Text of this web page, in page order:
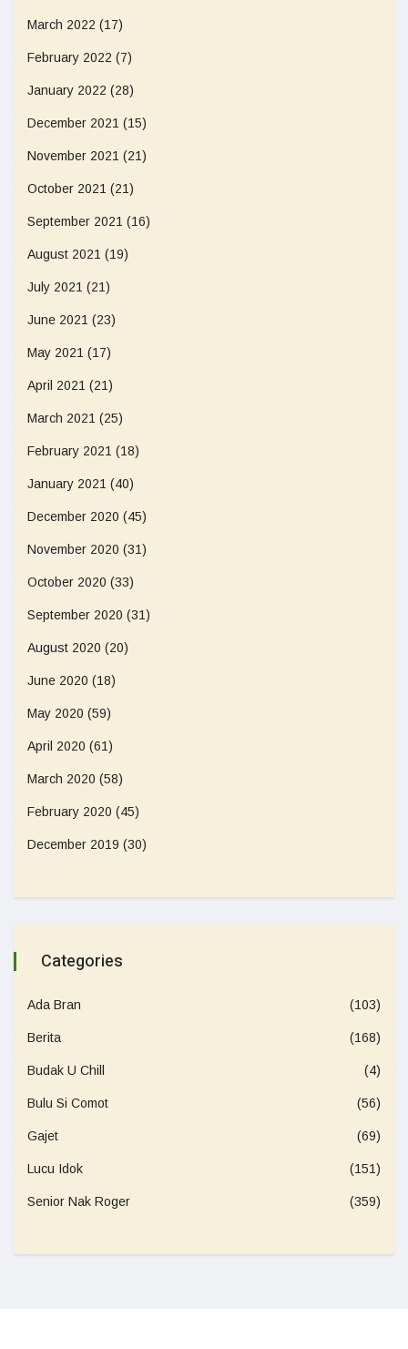
March 2022 (17)
February 2022 (7)
January 2022 (28)
December 2021 (15)
November 2021 (21)
October 2021 (21)
September 2021 (16)
August 2021 (19)
July 2021 (21)
June 2021 (23)
May 2021 (17)
April 2021 (21)
March 2021 (25)
February 2021 (18)
January 2021 (40)
December 2020 (45)
November 2020 (31)
October 2020 (33)
September 2020 (31)
August 2020 (20)
June 2020 (18)
May 2020 (59)
April 2020 (61)
March 2020 (58)
February 2020 (45)
December 2019 (30)
Categories
Ada Bran (103)
Berita (168)
Budak U Chill (4)
Bulu Si Comot (56)
Gajet (69)
Lucu Idok (151)
Senior Nak Roger (359)